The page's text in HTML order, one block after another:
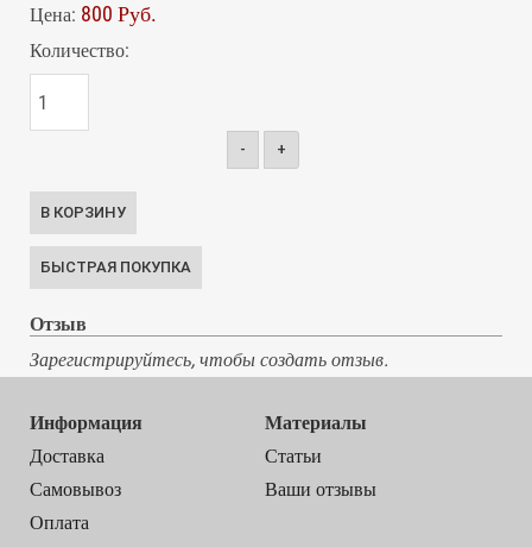
Цена: 800 Руб.
Количество:
- +
Отзыв
Зарегистрируйтесь, чтобы создать отзыв.
Информация
Доставка
Самовывоз
Оплата
Материалы
Статьи
Ваши отзывы